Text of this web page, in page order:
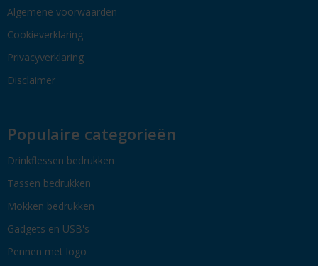
Algemene voorwaarden
Cookieverklaring
Privacyverklaring
Disclaimer
Populaire categorieën
Drinkflessen bedrukken
Tassen bedrukken
Mokken bedrukken
Gadgets en USB's
Pennen met logo